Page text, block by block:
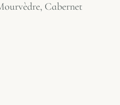
Cabernet